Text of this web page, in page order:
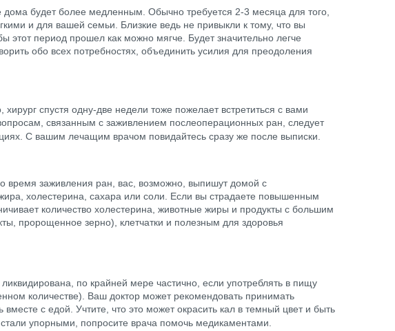
будет более медленным. Обычно требуется 2-3 месяца для того,
и для вашей семьи. Близкие ведь не привыкли к тому, что вы
этот период прошел как можно мягче. Будет значительно легче
обо всех потребностях, объединить усилия для преодоления
спустя одну-две недели тоже пожелает встретиться с вами
связанным с заживлением послеоперационных ран, следует
С вашим лечащим врачом повидайтесь сразу же после выписки.
время заживления ран, вас, возможно, выпишут домой с
холестерина, сахара или соли. Если вы страдаете повышенным
количество холестерина, животные жиры и продукты с большим
пророщенное зерно), клетчатки и полезным для здоровья
по крайней мере частично, если употреблять в пищу
количестве). Ваш доктор может рекомендовать принимать
с едой. Учтите, что это может окрасить кал в темный цвет и быть
упорными, попросите врача помочь медикаментами.